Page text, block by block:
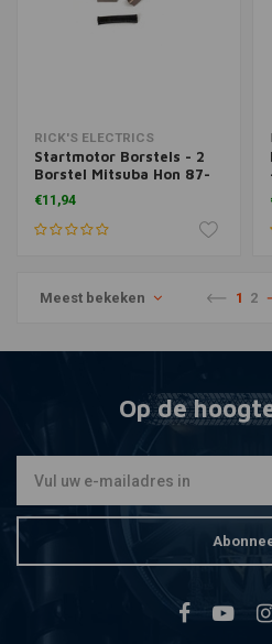
RICK'S ELECTRICS
Startmotor Borstels - 2
Borstel Mitsuba Hon 87-
90 CBR600 Kaw 85-90
EN450 454 LTD 90-96
EN500 96-07 EN500C LTD
€11,94
Meest bekeken 1 2
Op de